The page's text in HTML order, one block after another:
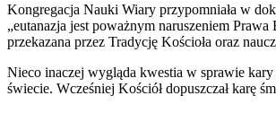
Kongregacja Nauki Wiary przypomniała w
„eutanazja jest poważnym naruszeniem
przekazana przez Tradycję Kościoła oraz
Nieco inaczej wygląda kwestia w sprawie kary
świecie. Wcześniej Kościół dopuszczał karę